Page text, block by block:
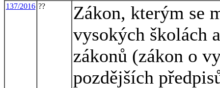
137/2016 ??
Zákon, kterým se
vysokých školách
zákonů (zákon o
pozdějších